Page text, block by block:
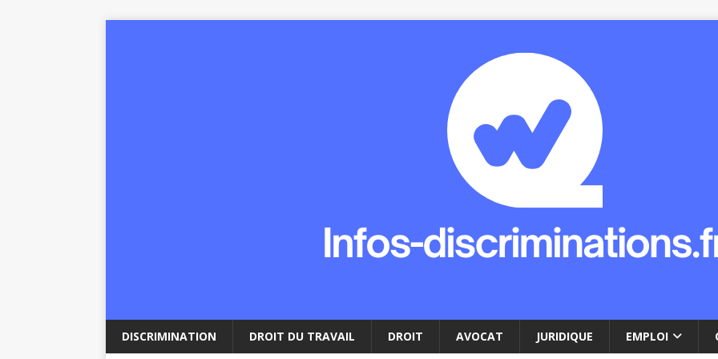
DISCRIMINATION DROIT DU TRAVAIL DROIT AVOCAT JURIDIQUE EMPLOI